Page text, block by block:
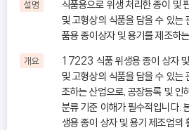
설명
식품용으로 위생 처리한 종이 및
및 고형상의 식품을 담을 수 있는
품용 종이상자 및 용기를 제조하
개요
17223 식품 위생용 종이 상자
및 고형상의 식품을 담을 수 있는
조하는 산업으로, 공장등록 및 인
분류 기준 이해가 필수적입니다
생용 종이 상자 및 용기 제조업의